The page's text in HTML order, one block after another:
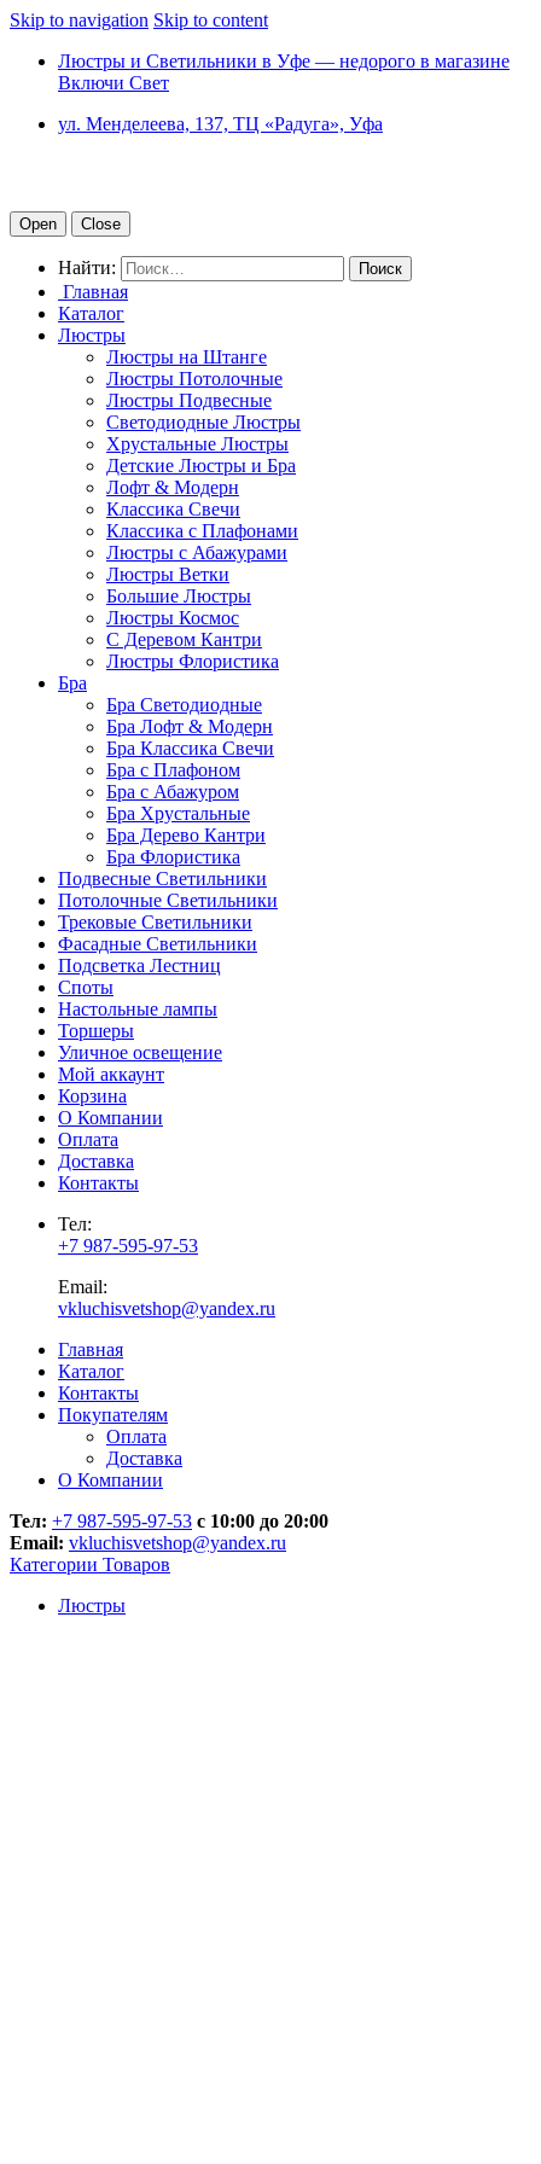
Skip to navigation Skip to content
Люстры и Светильники в Уфе — недорого в магазине
Включи Свет
ул. Менделеева, 137, ТЦ «Радуга», Уфа
Open Close
Найти:
Главная
Каталог
Люстры
Люстры на Штанге
Люстры Потолочные
Люстры Подвесные
Светодиодные Люстры
Хрустальные Люстры
Детские Люстры и Бра
Лофт & Модерн
Классика Свечи
Классика с Плафонами
Люстры с Абажурами
Люстры Ветки
Большие Люстры
Люстры Космос
С Деревом Кантри
Люстры Флористика
Бра
Бра Светодиодные
Бра Лофт & Модерн
Бра Классика Свечи
Бра с Плафоном
Бра с Абажуром
Бра Хрустальные
Бра Дерево Кантри
Бра Флористика
Подвесные Светильники
Потолочные Светильники
Трековые Светильники
Фасадные Светильники
Подсветка Лестниц
Споты
Настольные лампы
Торшеры
Уличное освещение
Мой аккаунт
Корзина
О Компании
Оплата
Доставка
Контакты
Тел:
+7 987-595-97-53
Email:
vkluchisvetshop@yandex.ru
Главная
Каталог
Контакты
Покупателям
Оплата
Доставка
О Компании
Тел: +7 987-595-97-53 с 10:00 до 20:00
Email: vkluchisvetshop@yandex.ru
Категории Товаров
Люстры